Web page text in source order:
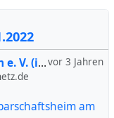
vor 3 Jahren
am